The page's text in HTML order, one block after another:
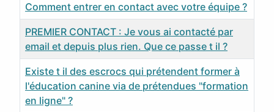
Comment entrer en contact avec votre équipe ?
PREMIER CONTACT : Je vous ai contacté par
email et depuis plus rien. Que ce passe t il ?
Existe t il des escrocs qui prétendent former à
l'éducation canine via de prétendues "formation
en ligne" ?